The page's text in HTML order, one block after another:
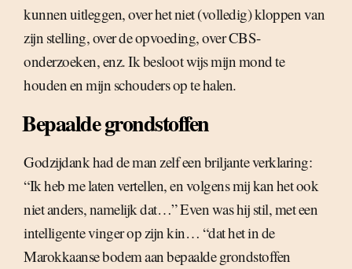
kunnen uitleggen, over het niet (volledig) kloppen van
zijn stelling, over de opvoeding, over CBS-
onderzoeken, enz. Ik besloot wijs mijn mond te
houden en mijn schouders op te halen.
Bepaalde grondstoffen
Godzijdank had de man zelf een briljante verklaring:
“Ik heb me laten vertellen, en volgens mij kan het ook
niet anders, namelijk dat…” Even was hij stil, met een
intelligente vinger op zijn kin… “dat het in de
Marokkaanse bodem aan bepaalde grondstoffen